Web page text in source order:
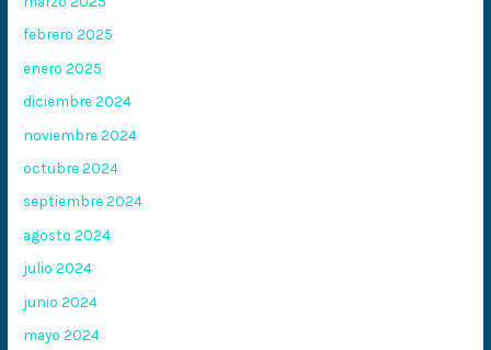
febrero 2025
enero 2025
diciembre 2024
noviembre 2024
octubre 2024
septiembre 2024
agosto 2024
julio 2024
junio 2024
mayo 2024